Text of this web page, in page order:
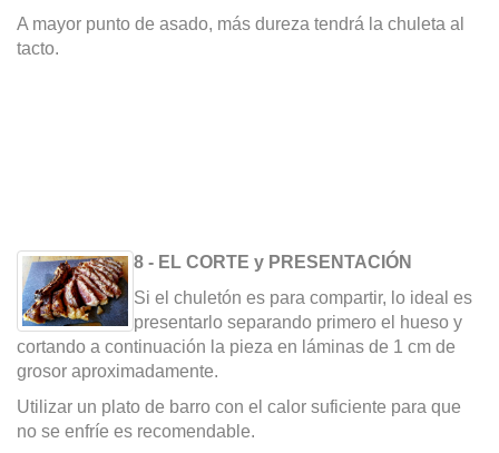
A mayor punto de asado, más dureza tendrá la chuleta al
tacto.
8 - EL CORTE y PRESENTACIÓN
Si el chuletón es para compartir, lo ideal es
presentarlo separando primero el hueso y
cortando a continuación la pieza en láminas de 1 cm de
grosor aproximadamente.
Utilizar un plato de barro con el calor suficiente para que
no se enfríe es recomendable.